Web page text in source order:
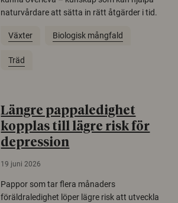
naturvårdare att sätta in rätt åtgärder i tid.
Växter Biologisk mångfald
Träd
Längre pappaledighet
kopplas till lägre risk för
depression
19 juni 2026
Pappor som tar flera månaders
föräldraledighet löper lägre risk att utveckla